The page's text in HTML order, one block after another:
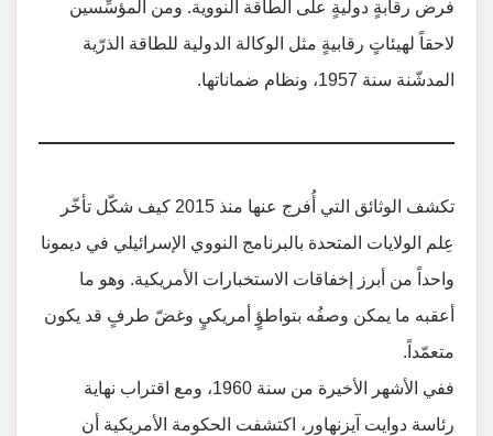
فرض رقابةٍ دوليةٍ على الطاقة النووية. ومن المؤسِّسين
لاحقاً لهيئاتٍ رقابيةٍ مثل الوكالة الدولية للطاقة الذرّية
المدشّنة سنة 1957، ونظام ضماناتها.
تكشف الوثائق التي أُفرج عنها منذ 2015 كيف شكّل تأخّر
عِلم الولايات المتحدة بالبرنامج النووي الإسرائيلي في ديمونا
واحداً من أبرز إخفاقات الاستخبارات الأمريكية. وهو ما
أعقبه ما يمكن وصفُه بتواطؤٍ أمريكيٍ وغضّ طرفٍ قد يكون
متعمّداً.
ففي الأشهر الأخيرة من سنة 1960، ومع اقتراب نهاية
رئاسة دوايت آيزنهاور، اكتشفت الحكومة الأمريكية أن